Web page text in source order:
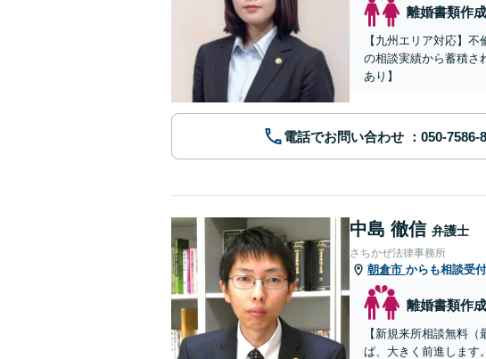
離婚書類作成
【九州エリア対応】
の相談実績から蓄積さ
あり】
電話でお問い合わせ
中島 徹信 弁護士
さちかぜ法律事務所
朝倉市 からも相談受
離婚書類作成
【新規来所相談無料
ば、大きく前進します